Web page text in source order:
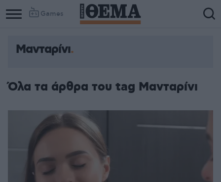
Games
Μανταρίνι
Όλα τα άρθρα του tag Μανταρίνι